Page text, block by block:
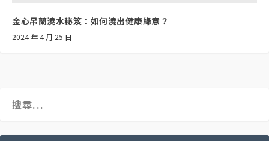
金心吊蘭澆水秘笈：如何澆出健康綠意？
2024 年 4 月 25 日